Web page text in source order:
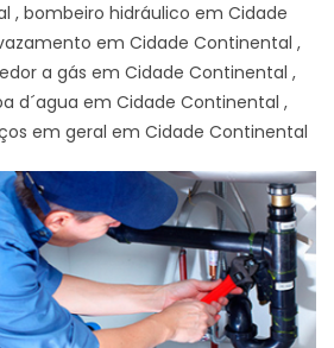
, bombeiro hidráulico em Cidade
em Cidade Continental ,
a gás em Cidade Continental ,
d´agua em Cidade Continental ,
em geral em Cidade Continental